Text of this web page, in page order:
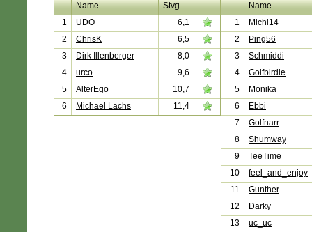
Name
Stvg
1
UDO
6,1
2
ChrisK
6,5
3
Dirk Illenberger
8,0
4
urco
9,6
5
AlterEgo
10,7
6
Michael Lachs 11,4
Name
1
Michi14
2
Ping56
3
Schmiddi
4
Golfbirdie
5
Monika
6
Ebbi
7
Golfnarr
8
Shumway
9
TeeTime
10
feel_and_enjoy
11
Gunther
12
Darky
13
uc_uc